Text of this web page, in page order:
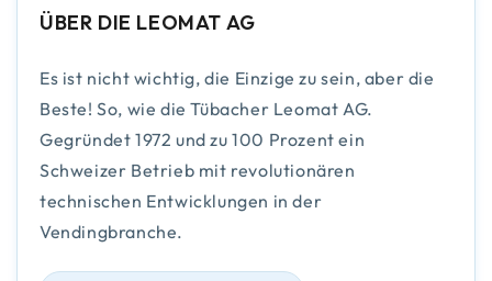
ÜBER DIE LEOMAT AG
Es ist nicht wichtig, die Einzige zu sein, aber die
Beste! So, wie die Tübacher Leomat AG.
Gegründet 1972 und zu 100 Prozent ein
Schweizer Betrieb mit revolutionären
technischen Entwicklungen in der
Vendingbranche.